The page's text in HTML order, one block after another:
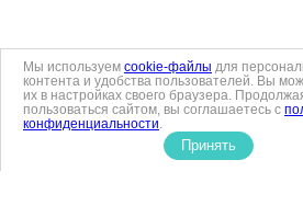
Мы используем cookie-файлы для
контента и удобства пользователей. Вы
их в настройках своего браузера.
пользоваться сайтом, вы соглашаетесь с
конфиденциальности.
Принять